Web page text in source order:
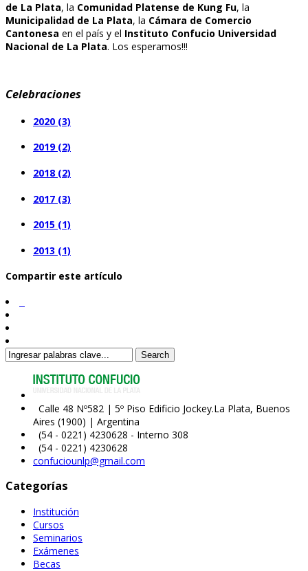
de La Plata, la Comunidad Platense de Kung Fu, la
Municipalidad de La Plata, la Cámara de Comercio
Cantonesa en el país y el Instituto Confucio Universidad
Nacional de La Plata. Los esperamos!!!
Celebraciones
2020 (3)
2019 (2)
2018 (2)
2017 (3)
2015 (1)
2013 (1)
Compartir este artículo
Search
Calle 48 Nº582 | 5º Piso Edificio Jockey.La Plata, Buenos
Aires (1900) | Argentina
(54 - 0221) 4230628 - Interno 308
(54 - 0221) 4230628
confuciounlp@gmail.com
Categorías
Institución
Cursos
Seminarios
Exámenes
Becas